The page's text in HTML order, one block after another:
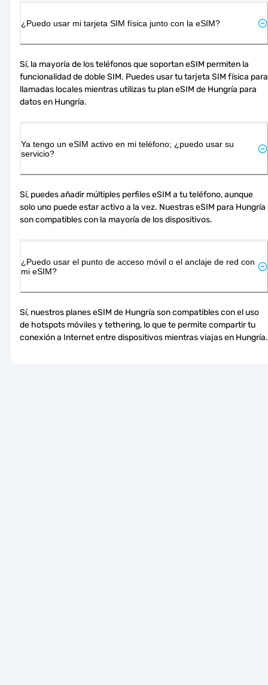
¿Puedo usar mi tarjeta SIM física junto con la eSIM?
Sí, la mayoría de los teléfonos que soportan eSIM permiten la
funcionalidad de doble SIM. Puedes usar tu tarjeta SIM física para
llamadas locales mientras utilizas tu plan eSIM de Hungría para
datos en Hungría.
Ya tengo un eSIM activo en mi teléfono; ¿puedo usar su
servicio?
Sí, puedes añadir múltiples perfiles eSIM a tu teléfono, aunque
solo uno puede estar activo a la vez. Nuestras eSIM para Hungría
son compatibles con la mayoría de los dispositivos.
¿Puedo usar el punto de acceso móvil o el anclaje de red con
mi eSIM?
Sí, nuestros planes eSIM de Hungría son compatibles con el uso
de hotspots móviles y tethering, lo que te permite compartir tu
conexión a Internet entre dispositivos mientras viajas en Hungría.